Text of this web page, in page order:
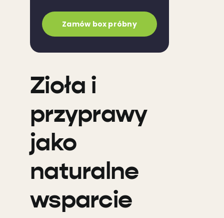
Zamów box próbny
Zioła i
przyprawy
jako
naturalne
wsparcie